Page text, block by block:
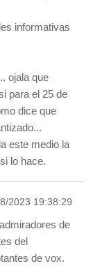
informativas
ojala que
para el 25 de
dice que
este medio la
lo hace.
2023 19:38:29
de
del
de vox.